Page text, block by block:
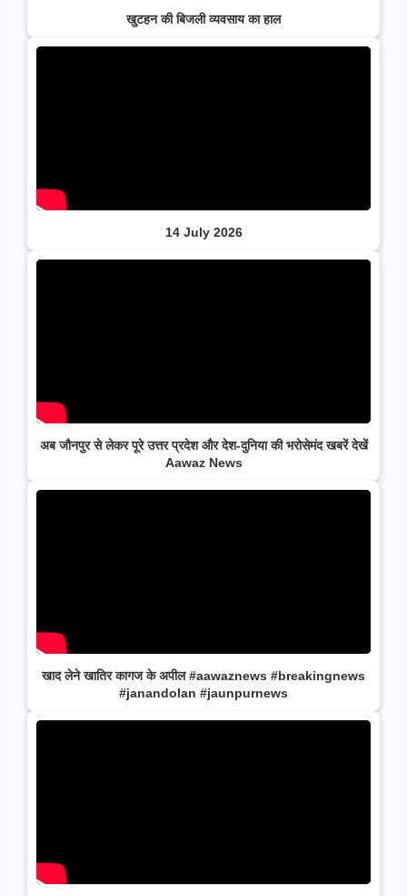
खुटहन की बिजली व्यवसाय का हाल
14 July 2026
अब जौनपुर से लेकर पूरे उत्तर प्रदेश और देश-दुनिया की भरोसेमंद खबरें देखें
Aawaz News
खाद लेने खातिर कागज के अपील #aawaznews #breakingnews
#janandolan #jaunpurnews